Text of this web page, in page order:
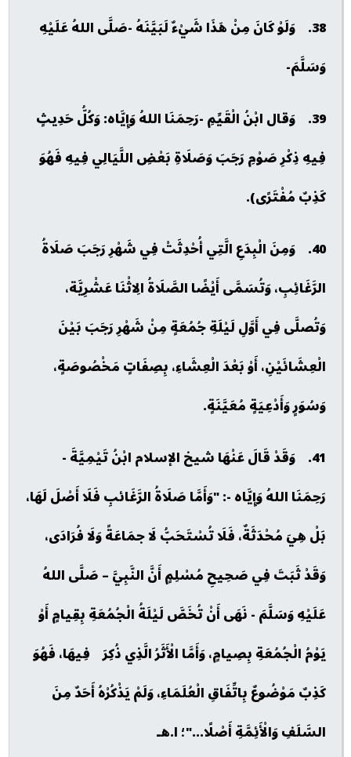
38. وَلَوْ كَانَ مِنْ هَذَا شَيْءٌ لَبَيَّنَهُ -صَلَّى اللهُ عَلَيْهِ
وَسَلَّمَ-
39. وَقال ابْنُ الْقَيِّمِ -رَحِمَنَا اللهُ وَإِيَّاه: وَكُلُّ حَدِيثٍ
فِيهِ ذِكْرِ صَوْمِ رَجَبَ وَصَلَاةِ بَعْضِ اللَّيَالِي فِيهِ فَهُوَ
كَذِبٌ مُفْتَرًى).
40. وَمِنَ الْبِدَعِ الَّتِي أُحْدِثَتْ فِي شَهْرِ رَجَبَ صَلَاةُ
الرَّغَائِبِ، وَتُسَمَّى أَيْضًا الصَّلَاةُ الِاثْنَا عَشْرِيَّة،
وَتُصلَّى فِي أَوَّلِ لَيْلَةِ جُمُعَةٍ مِنْ شَهْرِ رَجَبَ بَيْنَ
الْعِشَائَيْنِ، أَوْ بَعْدَ الْعِشَاءِ، بِصِفَاتٍ مَخْصُوصَةٍ،
وَسُوَرٍ وَأَدْعِيَةٍ مُعَيَّنَةٍ.
41. وَقَدْ قَالَ عَنْهَا شيخ الإسلام ابْنُ تَيْمِيَّةَ -
رَحِمَنَا اللهُ وَإِيَّاه -: "وَأَمَّا صَلَاةُ الرَّغَائبِ فَلَا أَصْلَ لَهَا،
بَلْ هِيَ مُحْدَثَةٌ، فَلَا تُسْتَحَبُّ لَا جمَاعَةً وَلَا فُرَادَى،
وَقَدْ ثَبَتَ فِي صَحِيحِ مُسْلِمٍ أَنَّ النَّبِيَّ – صَلَّى اللهُ
عَلَيْهِ وَسَلَّمَ - نَهَى أَنْ تُخَصَّ لَيْلَةُ الْجُمُعَةِ بِقِيامٍ أَوْ
يَوْمُ الْجُمُعَةِ بِصِيامٍ، وَأَمَّا الْأَثَرُ الَّذِي ذُكِرَ فِيهَا، فَهُوَ
كَذِبٌ مَوْضُوعٌ بِاتِّفَاقِ الْعُلَمَاءِ، وَلَمْ يَذْكُرْهُ أَحَدٌ مِنَ
السَّلَفِ وَالْأَئِمَّةِ أَصْلًا..."؛ ا.هـ